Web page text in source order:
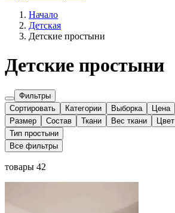
Начало
Детская
Детские простыни
Детские простыни
Фильтры
Сортировать
Категории Выборка Цена
Размер
Состав Ткани Вес ткани Цвет
Тип простыни
Все фильтры
товары 42